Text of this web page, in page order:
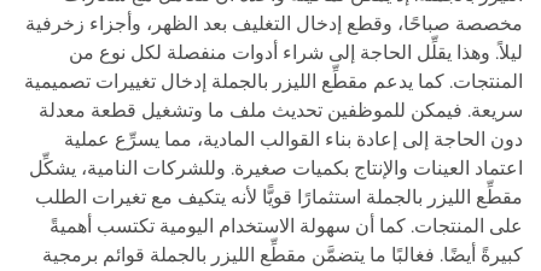
مخصصة صباحًا، وقطع إدخال التغليف بعد الظهر، وأجزاء زخرفية
ليلاً. وهذا يقلِّل الحاجة إلى شراء أدوات منفصلة لكل نوع من
المنتجات. كما يدعم مقطِّع الليزر بالجملة إدخال تغييرات تصميمية
سريعة. فيمكن للموظفين تحديث ملف ما وتشغيل قطعة معدلة
دون الحاجة إلى إعادة بناء القوالب المادية، مما يسرِّع عملية
اعتماد العينات والإنتاج بكميات صغيرة. وللشركات النامية، يشكِّل
مقطِّع الليزر بالجملة استثمارًا قويًّا لأنه يتكيف مع تغيرات الطلب
على المنتجات. كما أن سهولة الاستخدام اليومية تكتسب أهميةً
كبيرةً أيضًا. فغالبًا ما يتضمَّن مقطِّع الليزر بالجملة قوائم برمجية